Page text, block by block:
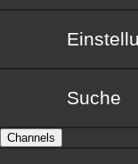
Suche
Channels